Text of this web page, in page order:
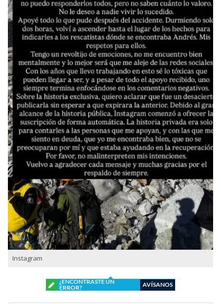
Instagram
¿ENCONTRASTE UN
ERROR?
AVÍSANOS